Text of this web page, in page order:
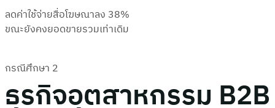
ลดค่าใช้จ่ายสื่อโฆษณาลง 38%
ขณะยังคงยอดขายรวมเท่าเดิม
กรณีศึกษา 2
ธุรกิจอุตสาหกรรม B2B